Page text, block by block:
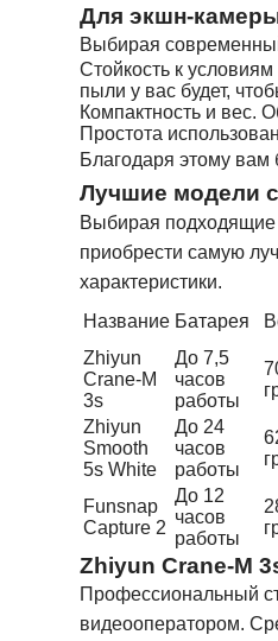
Для экшн-
Выбирая
Стойкость к
пыли у вас будет,
Компактность и вес.
Простота
Благодаря этому вам
Лучшие модели
Выбирая подходящие
приобрести самую
характеристики.
Название Батарея
Zhiyun
Crane-M
3s
До 7,5
часов
работы
Zhiyun
Smooth
5s White
До 24
часов
работы
Funsnap
Capture 2
До 12
часов
работы
Zhiyun Crane-M
Профессиональный
видеооператором.